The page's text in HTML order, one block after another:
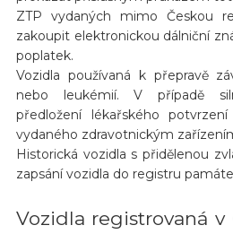
ZTP vydaných mimo Českou
zakoupit elektronickou dálniční
poplatek.
Vozidla používaná k přepravě
nebo leukémií. V případě
předložení lékařského
vydaného zdravotnickým
Historická vozidla s přidělenou
zapsání vozidla do registru
Vozidla registrovaná